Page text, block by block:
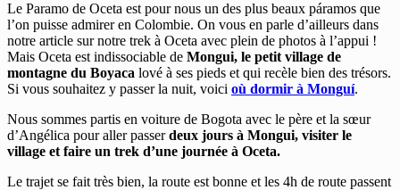
Le Paramo de Oceta est pour nous un des plus beaux páramos que
l’on puisse admirer en Colombie. On vous en parle d’ailleurs dans
notre article sur notre trek à Oceta avec plein de photos à l’appui !
Mais Oceta est indissociable de Mongui, le petit village de
montagne du Boyaca lové à ses pieds et qui recèle bien des trésors.
Si vous souhaitez y passer la nuit, voici où dormir à Monguí.
Nous sommes partis en voiture de Bogota avec le père et la sœur
d’Angélica pour aller passerdeux jours à Mongui, visiter le
village et faire un trek d’une journée à Oceta.
Le trajet se fait très bien, la route est bonne et les 4h de route passent